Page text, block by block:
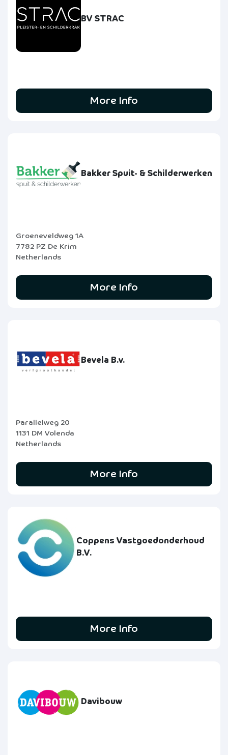
BV STRAC
More Info
Bakker Spuit- & Schilderwerken
Groeneveldweg 1A
7782 PZ De Krim
Netherlands
More Info
Bevela B.v.
Parallelweg 20
1131 DM Volenda
Netherlands
More Info
Coppens Vastgoedonderhoud
B.V.
More Info
Davibouw